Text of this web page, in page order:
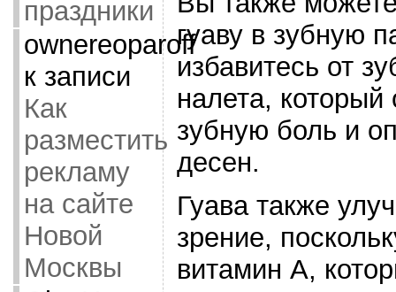
праздники
ownereoparoff
к записи
Как
разместить
рекламу
на сайте
Новой
Москвы
гуаву в зубную
избавитесь от
налета, который
зубную боль и
десен.
Гуава также
зрение,
витамин А,